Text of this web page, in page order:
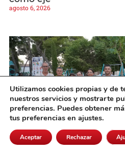
agosto 6, 2026
Utilizamos cookies propias y de
nuestros servicios y mostrarte
preferencias. Puedes obtener
tus preferencias en ajustes.
Aceptar Rechazar